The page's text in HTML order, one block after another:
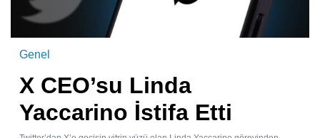
Genel
X CEO’su Linda
Yaccarino İstifa Etti